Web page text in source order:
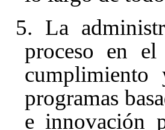
5. La
proceso en
programas
e innovación